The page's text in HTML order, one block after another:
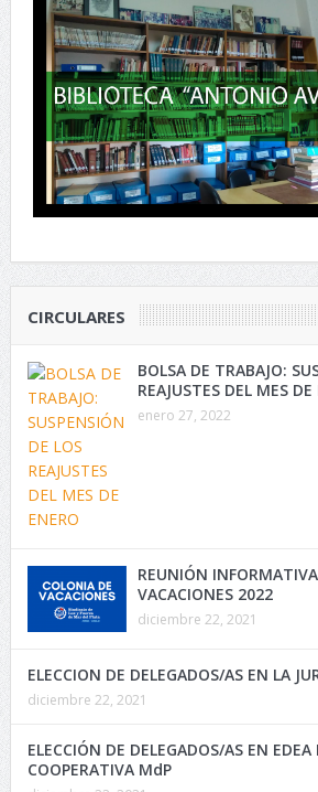
CIRCULARES
BOLSA DE TRABAJO:
REAJUSTES DEL MES DE
enero 27, 2022
REUNIÓN
VACACIONES 2022
diciembre 22, 2021
ELECCION DE DELEGADOS/AS EN LA
diciembre 22, 2021
ELECCIÓN DE DELEGADOS/AS EN
COOPERATIVA MdP